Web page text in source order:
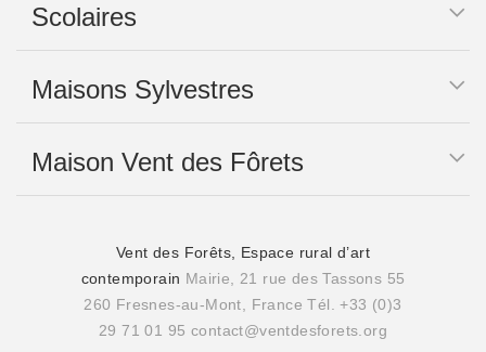
Scolaires
Maisons Sylvestres
Maison Vent des Fôrets
Vent des Forêts, Espace rural d’art
contemporain Mairie, 21 rue des Tassons 55
260 Fresnes-au-Mont, France Tél. +33 (0)3
29 71 01 95 contact@ventdesforets.org